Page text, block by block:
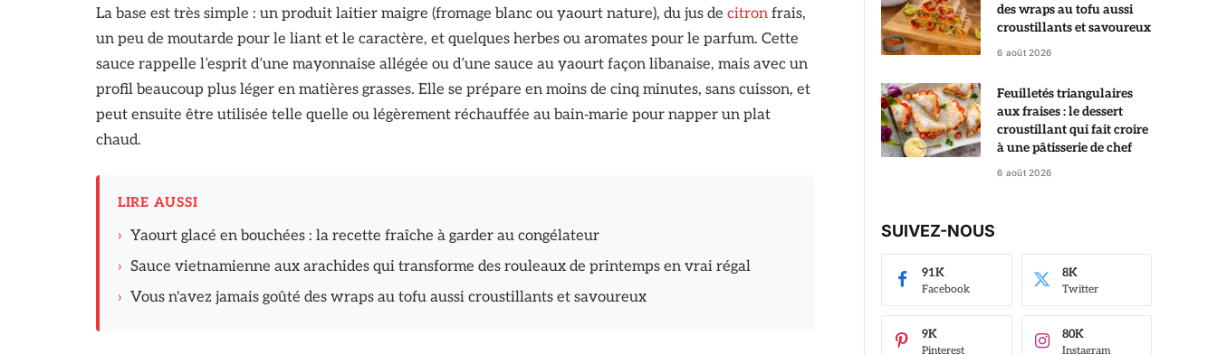
La base est très simple : un produit laitier maigre (fromage blanc ou yaourt nature), du jus de citronfrais,
un peu de moutarde pour le liant et le caractère, et quelques herbes ou aromates pour le parfum. Cette
sauce rappelle l’esprit d’une mayonnaise allégée ou d’une sauce au yaourt façon libanaise, mais avec un
profil beaucoup plus léger en matières grasses. Elle se prépare en moins de cinq minutes, sans cuisson, et
peut ensuite être utilisée telle quelle ou légèrement réchauffée au bain‑marie pour napper un plat
chaud.
LIRE AUSSI
› Yaourt glacé en bouchées : la recette fraîche à garder au congélateur
› Sauce vietnamienne aux arachides qui transforme des rouleaux de printemps en vrai régal
› Vous n'avez jamais goûté des wraps au tofu aussi croustillants et savoureux
des wraps au tofu aussi
croustillants et savoureux
6 août 2026
Feuilletés triangulaires
aux fraises : le dessert
croustillant qui fait croire
à une pâtisserie de chef
6 août 2026
SUIVEZ-NOUS
Facebook
91K
Twitter
8K
Pinterest
9K
Instagram
80K